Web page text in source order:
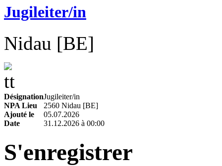
Jugileiter/in
Nidau [BE]
DésignationJugileiter/in
NPA Lieu
2560 Nidau [BE]
Ajouté le
05.07.2026
Date
31.12.2026 à 00:00
S'enregistrer